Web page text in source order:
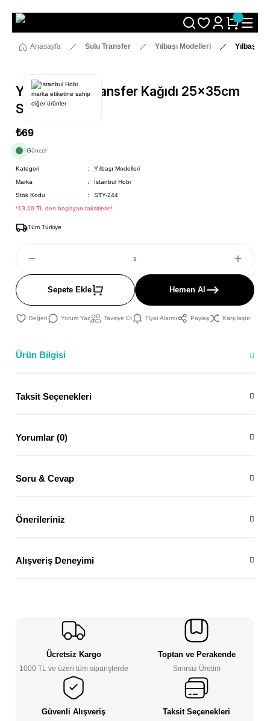
Size Özel "HG10" Koduyla Sepette Hemen %10 İndirimi Kaçırma
Anasayfa Sulu Transfer Yılbaşı Modelleri Yılbaşı
Yılbaşı Sulu Transfer Kağıdı 25x35cm
STY-244
₺69
Güncel
Kategori
Yılbaşı Modelleri
Marka
İstanbul Hobi
Stok Kodu
STY-244
*13,10 TL den başlayan taksitlerle!
Tüm Türkiye
Sepete Ekle Hemen Al
Yorum Yaz Tavsiye Et Fiyat Alarmı Paylaş Karşılaştır
Ürün Bilgisi
Taksit Seçenekleri
Yorumlar (0)
Soru & Cevap
Önerileriniz
Alışveriş Deneyimi
Ücretsiz Kargo
1000 TL ve üzeri tüm siparişlerde
Toptan ve Perakende
Sınırsız Üretim
Güvenli Alışveriş Taksit Seçenekleri